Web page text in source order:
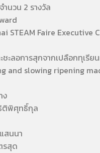
นวน 2 รางวัล
STEAM Faire Executive
ะลอการสุกจากเปลือกทุเรี
and slowing ripening
พิศุทธิ์กุล
นนา
สุด